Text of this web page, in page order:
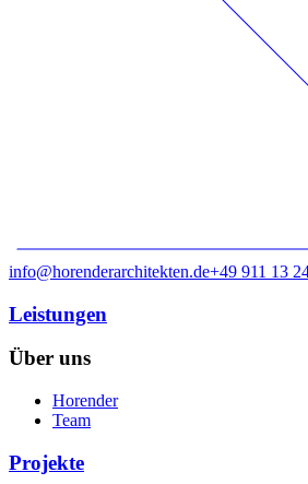
info@horenderarchitekten.de+49 911 13
Leistungen
Über uns
Horender
Team
Projekte